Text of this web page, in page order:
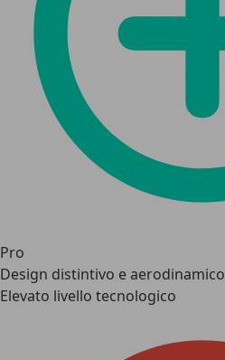
Pro
Design distintivo e aerodinamico
Elevato livello tecnologico